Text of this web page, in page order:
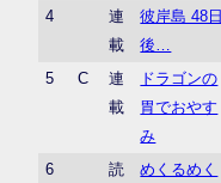
4
連
載
彼岸島 48日
後…
5 C
連
載
ドラゴンの
胃でおやす
み
6
読
めくるめく